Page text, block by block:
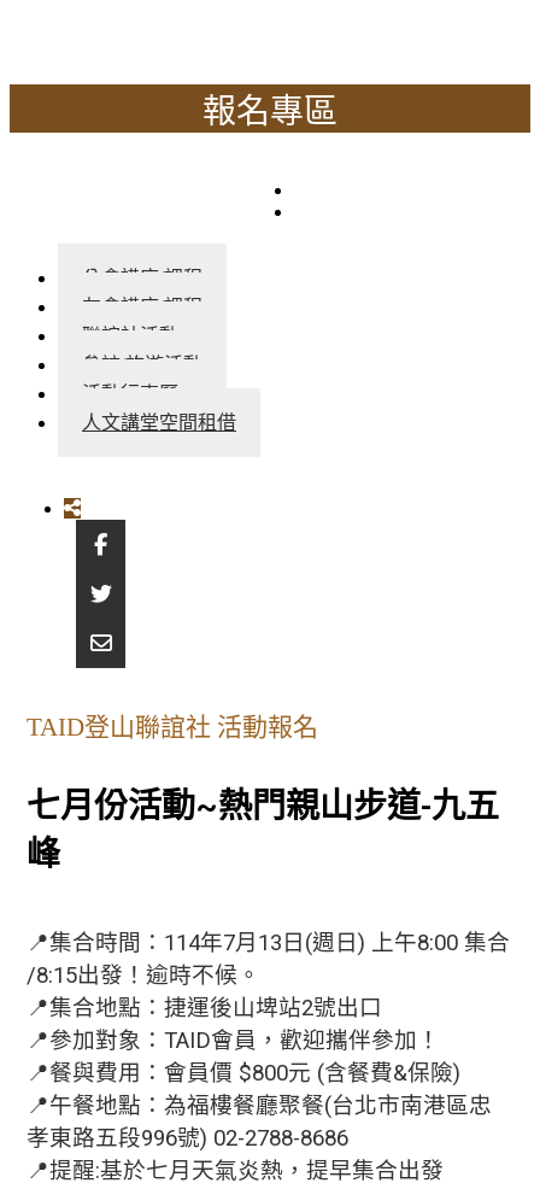
報名專區
公會講座/課程
友會講座/課程
聯誼社活動
參訪/旅遊活動
活動行事曆
人文講堂空間租借
TAID登山聯誼社 活動報名
七月份活動~熱門親山步道-九五
峰
📍集合時間：114年7月13日(週日) 上午8:00 集合
/8:15出發！逾時不候。
📍集合地點：捷運後山埤站2號出口
📍參加對象：TAID會員，歡迎攜伴參加！
📍餐與費用：會員價 $800元 (含餐費&保險)
📍午餐地點：為福樓餐廳聚餐(台北市南港區忠
孝東路五段996號) 02-2788-8686
📍提醒:基於七月天氣炎熱，提早集合出發